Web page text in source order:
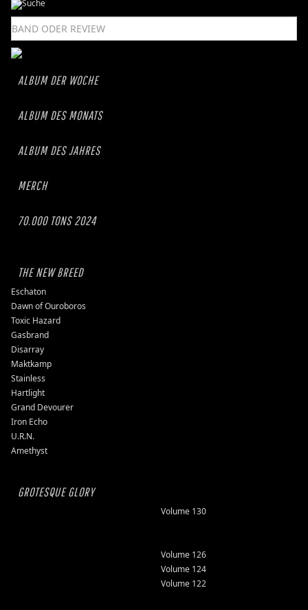
ALBUM DER WOCHE
ALBUM DES MONATS
ALBUM DES JAHRES
MERCH
70.000 TONS 2024
THE NEW BREED
Eschaton
Dawn of Ouroboros
Toxic Hazard
Gasbrand
Disarray
Maktkamp
Stainless
Hartlight
Grand Devourer
Iron Echo
U.R.N.
Amethyst
GROTESQUE GLORY
Volume 130
Volume 126
Volume 124
Volume 122